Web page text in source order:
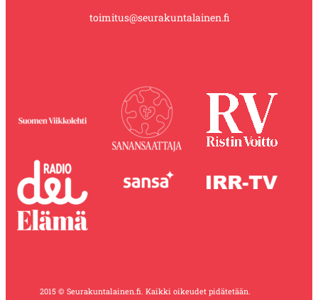
toimitus@seurakuntalainen.fi
2015 © Seurakuntalainen.fi. Kaikki oikeudet pidätetään.